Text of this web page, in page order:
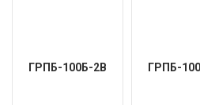
ГРПБ-100Б-2В ГРПБ-